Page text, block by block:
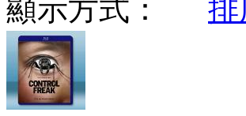
顯示方式：